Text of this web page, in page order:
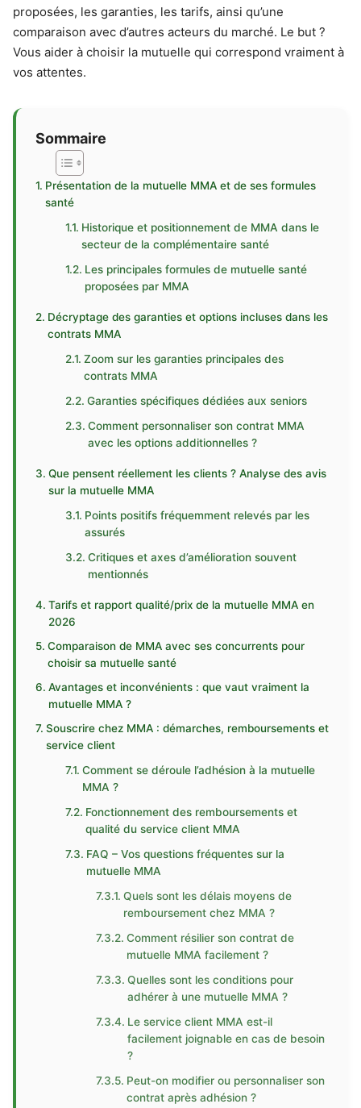
proposées, les garanties, les tarifs, ainsi qu’une
comparaison avec d’autres acteurs du marché. Le but ?
Vous aider à choisir la mutuelle qui correspond vraiment à
vos attentes.
Sommaire
Présentation de la mutuelle MMA et de ses formules
santé
Historique et positionnement de MMA dans le
secteur de la complémentaire santé
Les principales formules de mutuelle santé
proposées par MMA
Décryptage des garanties et options incluses dans les
contrats MMA
Zoom sur les garanties principales des
contrats MMA
Garanties spécifiques dédiées aux seniors
Comment personnaliser son contrat MMA
avec les options additionnelles ?
Que pensent réellement les clients ? Analyse des avis
sur la mutuelle MMA
Points positifs fréquemment relevés par les
assurés
Critiques et axes d’amélioration souvent
mentionnés
Tarifs et rapport qualité/prix de la mutuelle MMA en
2026
Comparaison de MMA avec ses concurrents pour
choisir sa mutuelle santé
Avantages et inconvénients : que vaut vraiment la
mutuelle MMA ?
Souscrire chez MMA : démarches, remboursements et
service client
Comment se déroule l’adhésion à la mutuelle
MMA ?
Fonctionnement des remboursements et
qualité du service client MMA
FAQ – Vos questions fréquentes sur la
mutuelle MMA
Quels sont les délais moyens de
remboursement chez MMA ?
Comment résilier son contrat de
mutuelle MMA facilement ?
Quelles sont les conditions pour
adhérer à une mutuelle MMA ?
Le service client MMA est-il
facilement joignable en cas de besoin
?
Peut-on modifier ou personnaliser son
contrat après adhésion ?